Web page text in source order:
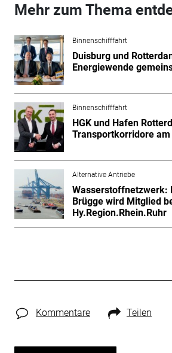
Mehr zum Thema
Binnenschifffahrt
Duisburg und
Energiewende
Binnenschifffahrt
HGK und Hafen
Transportkorridore am
Alternative Antriebe
Wasserstoffnetzwerk:
Brügge wird Mitglied
Hy.Region.Rhein.Ruhr
Kommentare Teilen